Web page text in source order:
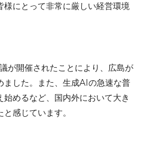
様にとって非常に厳しい経営環境
が開催されたことにより、広島が
ました。また、生成AIの急速な普
めるなど、国内外において大き
感じています。